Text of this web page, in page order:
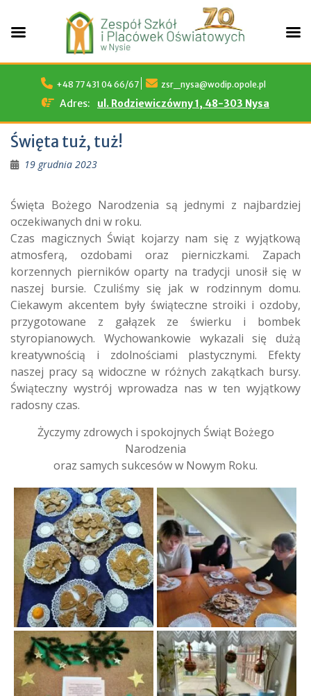
Skip
+48 77 431 04 66/67 zsr_nysa@wodip.opole.pl
Adres: ul. Rodziewiczówny 1, 48-303 Nysa
Święta tuż, tuż!
19 grudnia 2023
Święta Bożego Narodzenia są jednymi z najbardziej
oczekiwanych dni w roku.
Czas magicznych Świąt kojarzy nam się z wyjątkową
atmosferą, ozdobami oraz pierniczkami. Zapach
korzennych pierników oparty na tradycji unosił się w
naszej bursie. Czuliśmy się jak w rodzinnym domu.
Ciekawym akcentem były świąteczne stroiki i ozdoby,
przygotowane z gałązek ze świerku i bombek
styropianowych. Wychowankowie wykazali się dużą
kreatywnością i zdolnościami plastycznymi. Efekty
naszej pracy są widoczne w różnych zakątkach bursy.
Świąteczny wystrój wprowadza nas w ten wyjątkowy
radosny czas.
Życzymy zdrowych i spokojnych Świąt Bożego
Narodzenia
oraz samych sukcesów w Nowym Roku.